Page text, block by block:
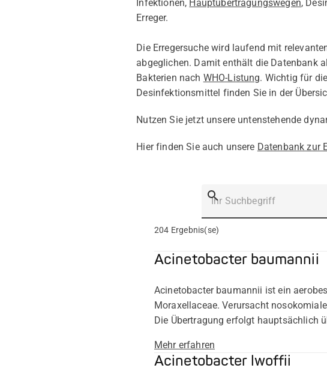
Infektionen, Hauptübertragungswegen,
Erreger.
Die Erregersuche wird laufend mit
abgeglichen. Damit enthält die Datenbank
Bakterien nach WHO-Listung. Wichtig für
Desinfektionsmittel finden Sie in der
Nutzen Sie jetzt unsere untenstehende
Hier finden Sie auch unsere Datenbank zur
Suche
Absenden
204 Ergebnis(se)
Acinetobacter baumannii
Acinetobacter baumannii ist ein
Moraxellaceae. Verursacht
Die Übertragung erfolgt hauptsächlich
Mehr erfahren
Acinetobacter lwoffii